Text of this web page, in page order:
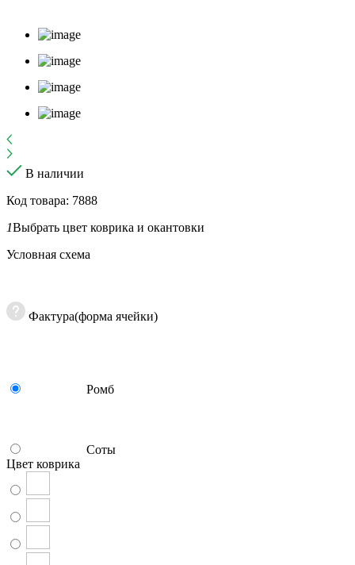
В наличии
Код товара: 7888
1Выбрать цвет коврика и окантовки
Условная схема
Фактура(форма ячейки)
Ромб
Соты
Цвет коврика